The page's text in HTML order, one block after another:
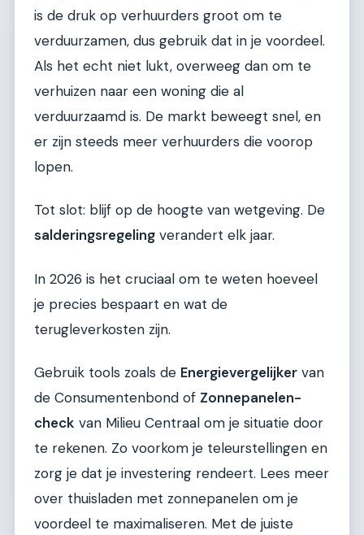
is de druk op verhuurders groot om te
verduurzamen, dus gebruik dat in je voordeel.
Als het echt niet lukt, overweeg dan om te
verhuizen naar een woning die al
verduurzaamd is. De markt beweegt snel, en
er zijn steeds meer verhuurders die voorop
lopen.
Tot slot: blijf op de hoogte van wetgeving. De
salderingsregeling verandert elk jaar.
In 2026 is het cruciaal om te weten hoeveel
je precies bespaart en wat de
terugleverkosten zijn.
Gebruik tools zoals de Energievergelijker van
de Consumentenbond of Zonnepanelen-
check van Milieu Centraal om je situatie door
te rekenen. Zo voorkom je teleurstellingen en
zorg je dat je investering rendeert. Lees meer
over thuisladen met zonnepanelen om je
voordeel te maximaliseren. Met de juiste